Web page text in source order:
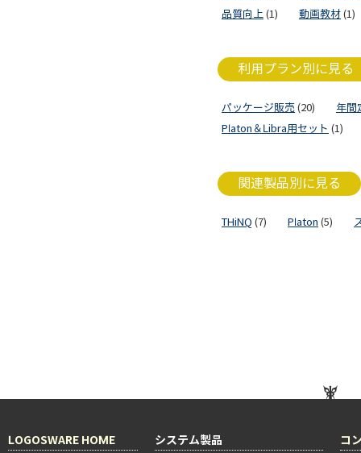
品質向上 (1) 動画教材 (1)
利用プラン別に見る
パッケージ販売 (20)
年間
Platon＆Libra用セット (1)
関連製品別に見る
THiNQ (7) Platon (5)
LOGOSWARE HOME システム製品 コ